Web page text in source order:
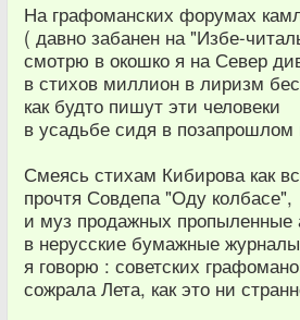
На графоманских форумах
( давно забанен на "Избе-
смотрю в окошко я на Север
в стихов миллион в лиризм
как будто пишут эти человеки
в усадьбе сидя в позапрошлом
Смеясь стихам Кибирова как
прочтя Совдепа "Оду колбасе",
и муз продажных пропыленные
в нерусские бумажные
я говорю : советских
сожрала Лета, как это ни